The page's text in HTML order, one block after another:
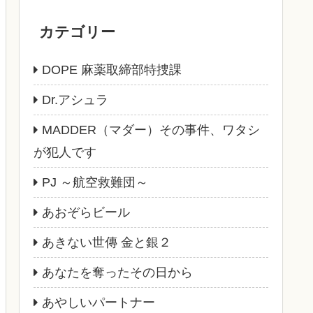
カテゴリー
DOPE 麻薬取締部特捜課
Dr.アシュラ
MADDER（マダー）その事件、ワタシ
が犯人です
PJ ～航空救難団～
あおぞらビール
あきない世傳 金と銀２
あなたを奪ったその日から
あやしいパートナー